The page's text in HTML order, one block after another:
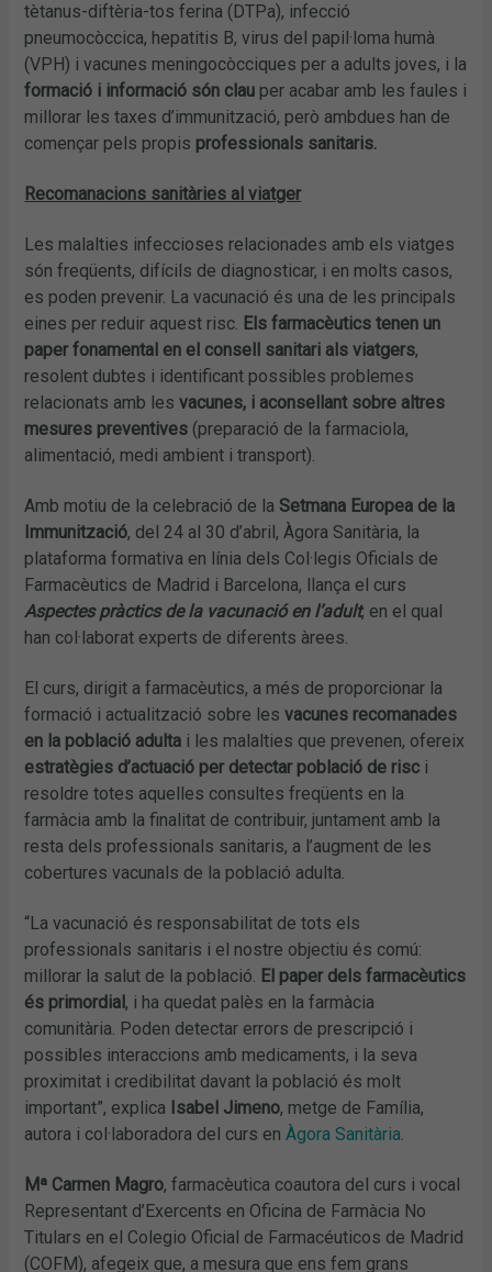
tètanus-diftèria-tos ferina (DTPa), infecció
pneumocòccica, hepatitis B, virus del papil·loma humà
(VPH) i vacunes meningocòcciques per a adults joves, i la
formació i informació són clau per acabar amb les faules i
millorar les taxes d’immunització, però ambdues han de
començar pels propis professionals sanitaris.
Recomanacions sanitàries al viatger
Les malalties infeccioses relacionades amb els viatges
són freqüents, difícils de diagnosticar, i en molts casos,
es poden prevenir. La vacunació és una de les principals
eines per reduir aquest risc. Els farmacèutics tenen un
paper fonamental en el consell sanitari als viatgers,
resolent dubtes i identificant possibles problemes
relacionats amb lesvacunes, i aconsellant sobre altres
mesures preventives (preparació de la farmaciola,
alimentació, medi ambient i transport).
Amb motiu de la celebració de la Setmana Europea de la
Immunització, del 24 al 30 d’abril, Àgora Sanitària, la
plataforma formativa en línia dels Col·legis Oficials de
Farmacèutics de Madrid i Barcelona, llança el curs
Aspectes pràctics de la vacunació en l’adult, en el qual
han col·laborat experts de diferents àrees.
El curs, dirigit a farmacèutics, a més de proporcionar la
formació i actualització sobre lesvacunes recomanades
en la població adulta i les malalties que prevenen, ofereix
estratègies d’actuació per detectar població de risc i
resoldre totes aquelles consultes freqüents en la
farmàcia amb la finalitat de contribuir, juntament amb la
resta dels professionals sanitaris, a l’augment de les
cobertures vacunals de la població adulta.
“La vacunació és responsabilitat de tots els
professionals sanitaris i el nostre objectiu és comú:
millorar la salut de la població.
El paper dels farmacèutics
és primordial, i ha quedat palès en la farmàcia
comunitària. Poden detectar errors de prescripció i
possibles interaccions amb medicaments, i la seva
proximitat i credibilitat davant la població és molt
important”, explica Isabel Jimeno, metge de Família,
autora i col·laboradora del curs en Àgora Sanitària
Mª Carmen Magro, farmacèutica coautora del curs i vocal
Representant d’Exercents en Oficina de Farmàcia No
Titulars en el Colegio Oficial de Farmacéuticos de Madrid
(COFM), afegeix que, a mesura que ens fem grans